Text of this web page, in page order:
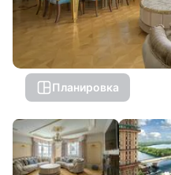
Планировка